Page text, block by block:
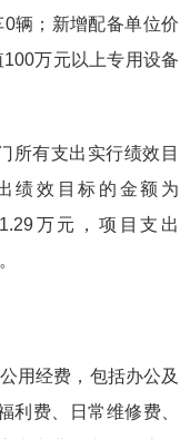
辆；新增配备单位价
万元以上专用设备
所有支出实行绩效目
绩效目标的金额为
万元，项目支出
用经费，包括办公及
利费、日常维修费、